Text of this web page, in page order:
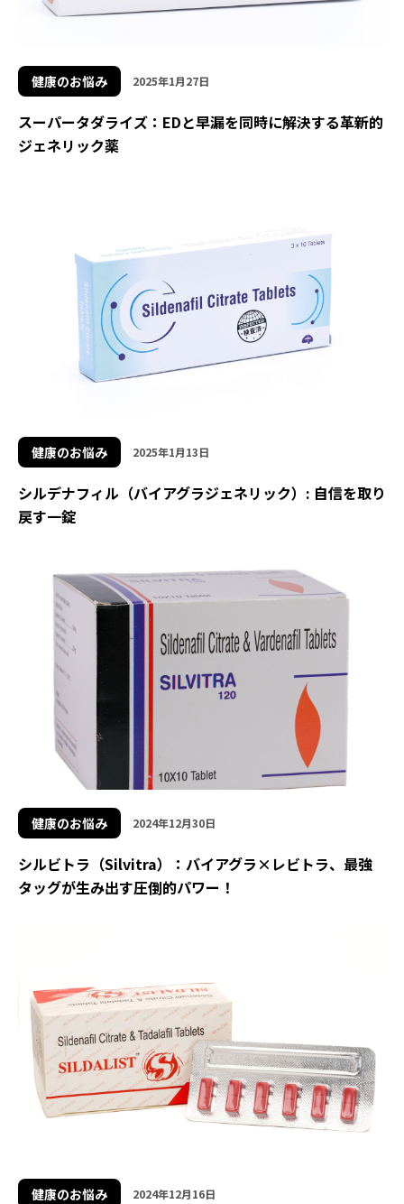
健康のお悩み 2025年1月27日
スーパータダライズ：EDと早漏を同時に解決する革新的
ジェネリック薬
健康のお悩み 2025年1月13日
シルデナフィル（バイアグラジェネリック）: 自信を取り
戻す一錠
健康のお悩み 2024年12月30日
シルビトラ（Silvitra）：バイアグラ×レビトラ、最強
タッグが生み出す圧倒的パワー！
健康のお悩み 2024年12月16日